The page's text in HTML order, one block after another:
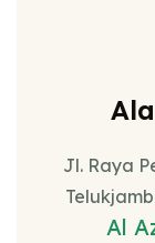
Jl. Raya
Al